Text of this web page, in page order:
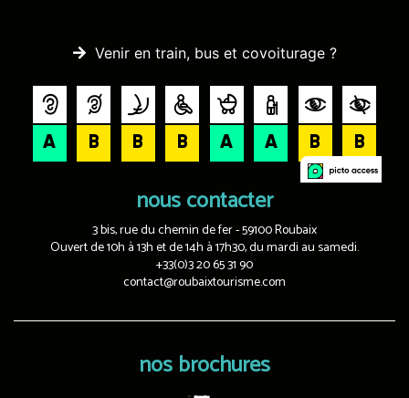
Venir en train, bus et covoiturage ?
nous contacter
3 bis, rue du chemin de fer - 59100 Roubaix
Ouvert de 10h à 13h et de 14h à 17h30, du mardi au samedi.
+33(0)3 20 65 31 90
contact@roubaixtourisme.com
nos brochures